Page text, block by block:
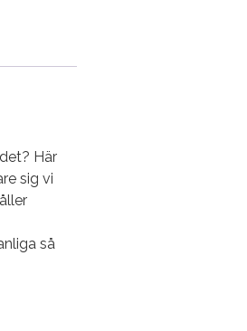
Här
sig vi
så